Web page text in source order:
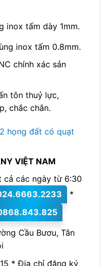
inox tấm dày 1mm.
inox tấm 0.8mm.
chính xác sản
tôn thuỷ lực,
chắc chắn.
họng đất có quạt
VIỆT NAM
cả các ngày từ 6:30
*
Cầu Bươu, Tân
* Địa chỉ đăng ký